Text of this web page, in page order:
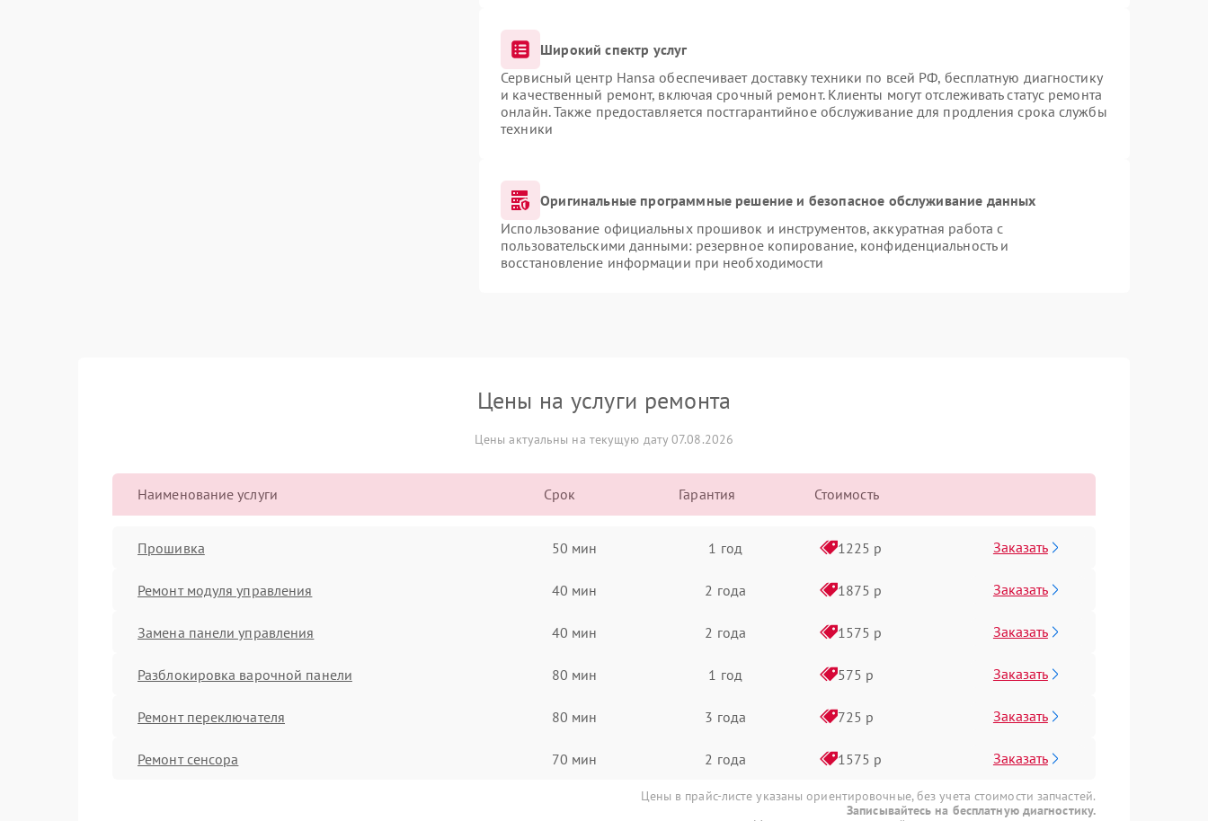
Широкий спектр услуг
Сервисный центр Hansa обеспечивает доставку техники по всей РФ, бесплатную диагностику
и качественный ремонт, включая срочный ремонт. Клиенты могут отслеживать статус ремонта
онлайн. Также предоставляется постгарантийное обслуживание для продления срока службы
техники
Оригинальные программные решение и безопасное обслуживание данных
Использование официальных прошивок и инструментов, аккуратная работа с
пользовательскими данными: резервное копирование, конфиденциальность и
восстановление информации при необходимости
Цены на услуги ремонта
Цены актуальны на текущую дату 07.08.2026
Наименование услуги Срок Гарантия Стоимость
Прошивка 50 мин 1 год 1225 р Заказать
Ремонт модуля управления 40 мин 2 года 1875 р Заказать
Замена панели управления 40 мин 2 года 1575 р Заказать
Разблокировка варочной панели 80 мин 1 год 575 р Заказать
Ремонт переключателя 80 мин 3 года 725 р Заказать
Ремонт сенсора 70 мин 2 года 1575 р Заказать
Цены в прайс-листе указаны ориентировочные, без учета стоимости запчастей.
Записывайтесь на бесплатную диагностику.